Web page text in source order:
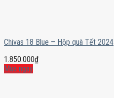
Chivas 18 Blue – Hộp quà Tết 2024
1.850.000₫
Mua ngay